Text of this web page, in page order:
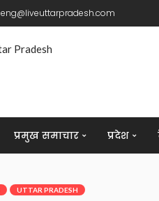
eng@liveuttarpradesh.com
प्रमुख समाचार प्रदेश
UTTAR PRADESH